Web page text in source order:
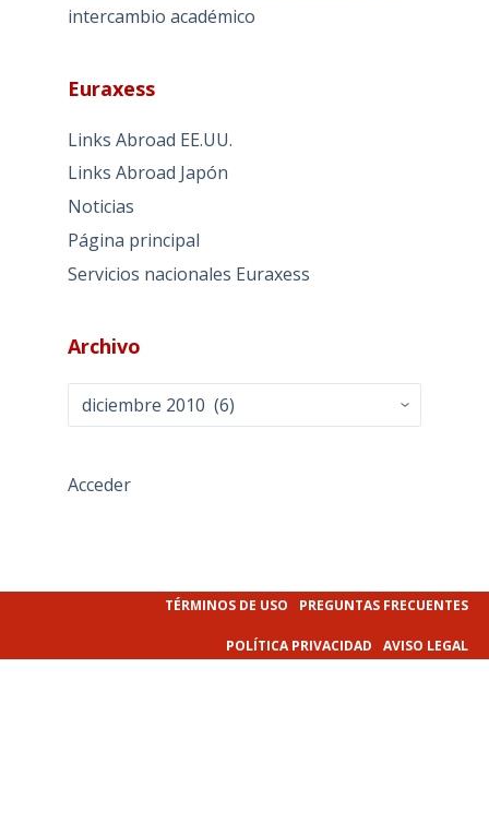
intercambio académico
Euraxess
Links Abroad EE.UU.
Links Abroad Japón
Noticias
Página principal
Servicios nacionales Euraxess
Archivo
Archivo
Acceder
TÉRMINOS DE USO PREGUNTAS FRECUENTES
POLÍTICA PRIVACIDAD AVISO LEGAL